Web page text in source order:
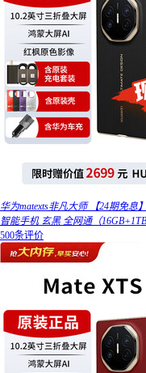
华为matexts非凡大师 【24期免
智能手机 玄黑 全网通（
500条评价